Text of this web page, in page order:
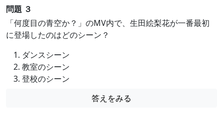
問題 ３
「何度目の青空か？」のMV内で、生田絵梨花が一番最初
に登場したのはどのシーン？
ダンスシーン
教室のシーン
登校のシーン
答えをみる